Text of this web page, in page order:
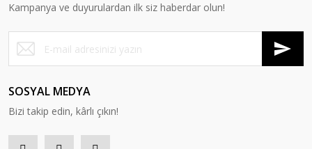
Kampanya ve duyurulardan ilk siz haberdar olun!
SOSYAL MEDYA
Bizi takip edin, kârlı çıkın!